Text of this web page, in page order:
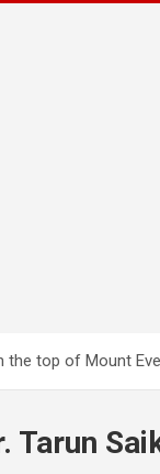
the top of Mount
Tarun